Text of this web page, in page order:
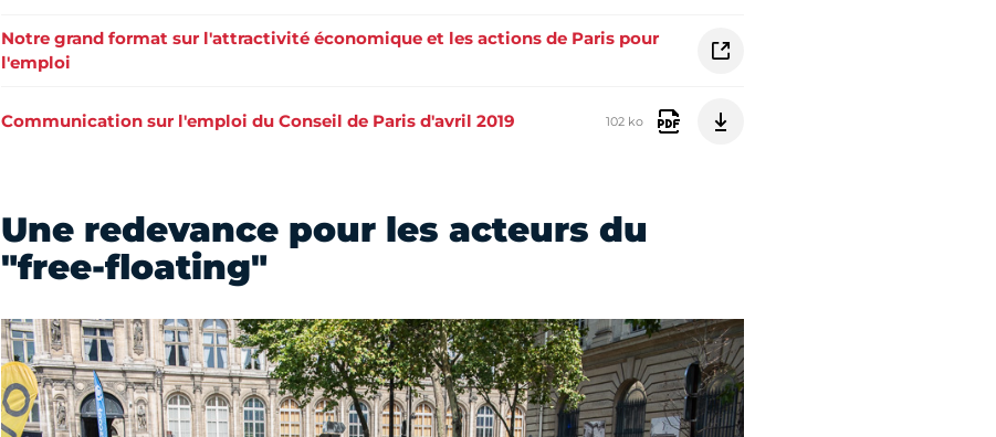
Notre grand format sur l'attractivité économique et les actions de Paris pour
l'emploi
Communication sur l'emploi du Conseil de Paris d'avril 2019 102 ko
Une redevance pour les acteurs du
"free-floating"